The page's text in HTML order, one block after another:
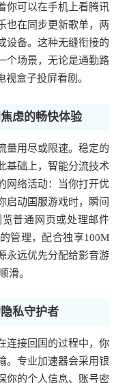
你可以在手机上看腾讯
也在同步更新歌单，两
设备。这种无缝衔接的
个场景，无论是通勤路
视盒子投屏看剧。
虑的畅快体验
量用尽或限速。稳定的
基础上，智能分流技术
网络活动：当你打开优
启动国服游戏时，瞬间
普通网页或处理邮件
管理，配合独享100M
永远优先分配给影音游
滑。
私守护者
连接回国的过程中，你
。专业加速器会采用银
你的个人信息、账号密